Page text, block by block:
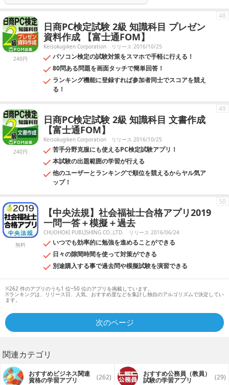
240円
日商PC検定試験 2級 知識科目 プレゼン
資料作成 【富士通FOM】
Keisokugiken Corporation リリース 2016/10/25
パソコン検定の試験対策をスマホで手軽に行える！
80問ある問題を画面タッチで簡単回答！
ランキング機能に登録すれば参加者同士でスコアを競え
る！
48
240円
日商PC検定試験 2級 知識科目 文書作成
【富士通FOM】
Keisokugiken Corporation リリース 2016/10/25
苦手分野克服にも使えるPC検定試験アプリ！
本試験の出題範囲の学習が行える
他のユーザーとランキングで順位を競えるからヤル気ア
ップ！
49
無料
【中央法規】社会福祉士合格アプリ2019
一問一答＋模擬＋過去
CHUOHOKI PUBLISHING CO.,LTD. リリース 2016/06/24
いつでも効率的に勉強を進めることができる
日々の隙間時間を使って対策ができる
別途購入する事で過去問や模擬試験を演習できる
50
※262 件のアプリのうち1 位~50 位のアプリを掲載しています。
※ランキングは、リリース日、人気、おすすめ度などを集計し独自のアルゴリズムで決定してい
ます。
次のページ
関連カテゴリ
おすすめビジネス関連
資格の学習アプリ (262) おすすめ公務員（教員）
試験の学習アプリ (29)